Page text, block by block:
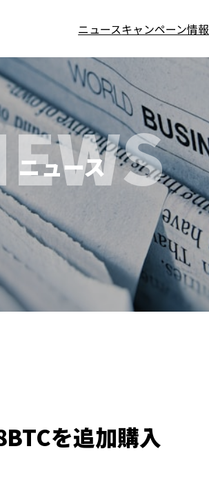
ニュースキャンペーン情報
ニュース
を追加購入